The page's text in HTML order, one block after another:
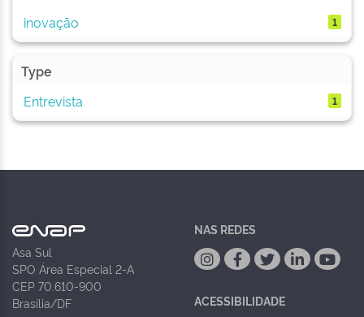
inovação 1
Type
Entrevista
1
Asa Sul
SPO Área Especial 2-A
CEP 70.610-900
Brasília/DF
NAS REDES
ACESSIBILIDADE